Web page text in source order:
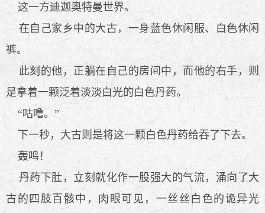
这一方迪迦奥特曼世界。
在自己家乡中的大古，一身蓝色休闲服、白色休闲
裤。
此刻的他，正躺在自己的房间中，而他的右手，则
是拿着一颗泛着淡淡白光的白色丹药。
“咕噜。”
下一秒，大古则是将这一颗白色丹药给吞了下去。
轰鸣！
丹药下肚，立刻就化作一股强大的气流，涌向了大
古的四肢百骸中，肉眼可见，一丝丝白色的诡异光